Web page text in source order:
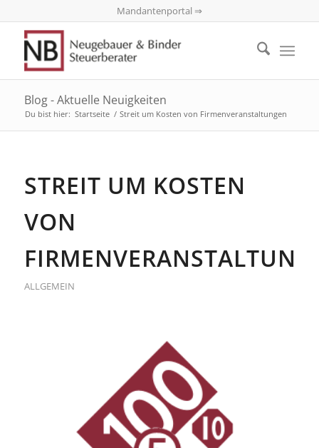
Mandantenportal ⇒
Blog - Aktuelle Neuigkeiten
Du bist hier: Startseite / Streit um Kosten von Firmenveranstaltungen
STREIT UM KOSTEN
VON
ALLGEMEIN